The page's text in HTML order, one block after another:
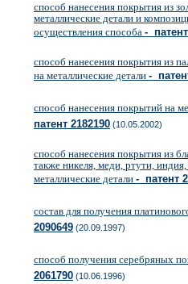
способ нанесения покрытия из
металлические детали и
осуществления способа -
способ нанесения покрытия из
на металлические детали -
способ нанесения покрытий на
патент 2182190 (10.05.2002)
способ нанесения покрытия из
также никеля, меди, ртути,
металлические детали - патент
состав для получения
2090649 (20.09.1997)
способ получения серебряных
2061790 (10.06.1996)